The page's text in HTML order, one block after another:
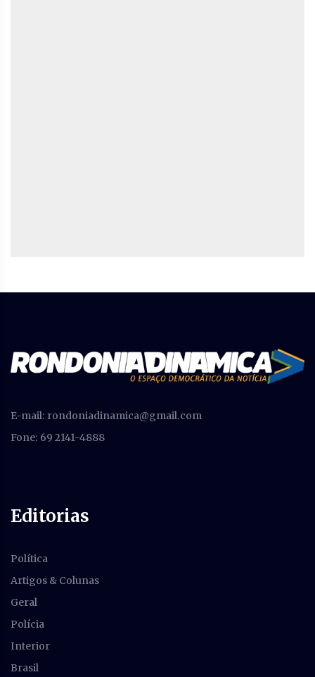
E-mail: rondoniadinamica@gmail.com
Fone: 69 2141-4888
Editorias
Política
Artigos & Colunas
Geral
Polícia
Interior
Brasil